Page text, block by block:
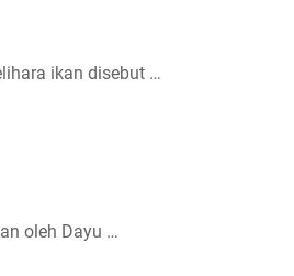
ikan disebut …
oleh Dayu …